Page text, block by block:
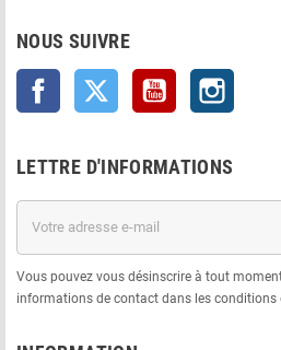
NOUS SUIVRE
Facebook Twitter YouTube
LETTRE D'INFORMATIONS
Vous pouvez vous désinscrire à tout
informations de contact dans les conditions